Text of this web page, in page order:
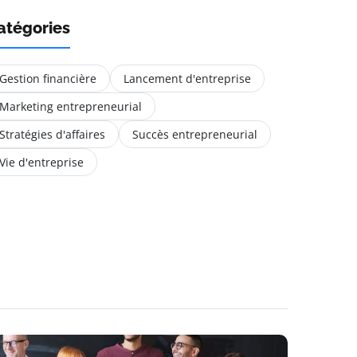
financière
Lancement d'entreprise
entrepreneurial
d'affaires
Succès entrepreneurial
d'entreprise